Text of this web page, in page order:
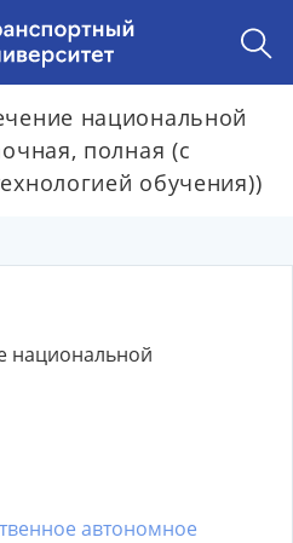
национальной
полная (с
обучения))
национальной
автономное